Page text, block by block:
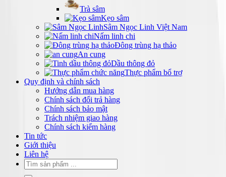
Trà sâm
Kẹo sâm
Sâm Ngọc Linh Việt Nam
Nấm linh chi
Đông trùng hạ thảo
An cung
Dầu thông đỏ
Thực phẩm bổ trợ
Quy định và chính sách
Hướng dẫn mua hàng
Chính sách đổi trả hàng
Chính sách bảo mật
Trách nhiệm giao hàng
Chính sách kiểm hàng
Tin tức
Giới thiệu
Liên hệ
Tìm
kiếm: